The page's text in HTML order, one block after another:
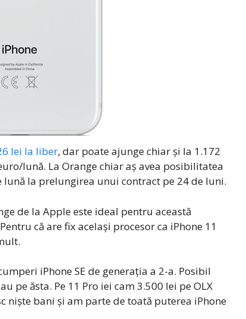
lei la liber, dar poate ajunge chiar și la 1.172
lună. La Orange chiar aș avea posibilitatea
la prelungirea unui contract pe 24 de luni.
de la Apple este ideal pentru această
că are fix același procesor ca iPhone 11
iPhone SE de generația a 2-a. Posibil
pe ăsta. Pe 11 Pro iei cam 3.500 lei pe OLX
niște bani și am parte de toată puterea iPhone